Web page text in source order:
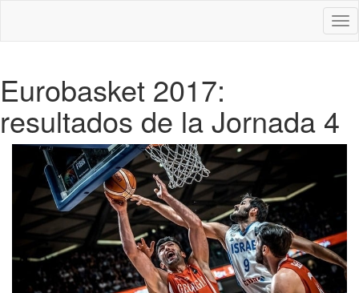
Eurobasket 2017:
resultados de la Jornada 4